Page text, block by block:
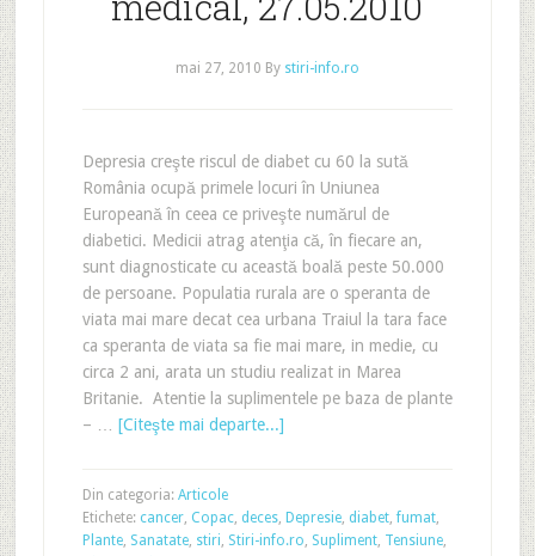
mai 27, 2010 By stiri-info.ro
Depresia creşte riscul de diabet cu 60 la sută
România ocupă primele locuri în Uniunea
Europeană în ceea ce priveşte numărul de
diabetici. Medicii atrag atenţia că, în fiecare an,
sunt diagnosticate cu această boală peste 50.000
de persoane. Populatia rurala are o speranta de
viata mai mare decat cea urbana Traiul la tara face
ca speranta de viata sa fie mai mare, in medie, cu
circa 2 ani, arata un studiu realizat in Marea
Britanie. Atentie la suplimentele pe baza de plante
– … [Citeşte mai departe...]
Din categoria: Articole
Etichete: cancer, Copac, deces, Depresie, diabet,fumat,
Plante, Sanatate, stiri, Stiri-info.ro, Supliment, Tensiune,